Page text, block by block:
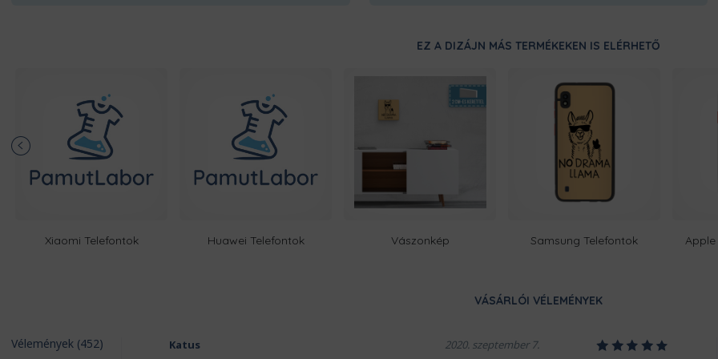
bosszankodnod.
Ezt a terméket a kínálatunkban
minél gyorsabban elkészüljenek
ropogósan, kerüljön hozzád!
EZ A DIZÁJN MÁS TERMÉKEKEN IS ELÉRHETŐ
Xiaomi Telefontok Huawei Telefontok Vászonkép Samsung Telefontok Apple
VÁSÁRLÓI VÉLEMÉNYEK
Vélemények (452) Katus 2020. szeptember 7. 12345